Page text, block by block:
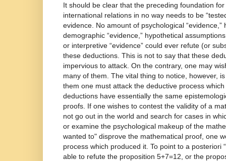
It should be clear that the preceding foundation
international relations in no way needs to be
evidence. No amount of psychological “evidence,”
demographic “evidence,” hypothetical
or interpretive “evidence” could ever refute (or
these deductions. This is not to say that these
impervious to attack. On the contrary, one may
many of them. The vital thing to notice, however,
them one must attack the deductive process
deductions have essentially the same
proofs. If one wishes to contest the validity of a
not go out in the world and search for cases in
or examine the psychological makeup of the
wanted to" disprove the mathematical proof, one
process which produced it. To point to a posteriori
able to refute the proposition 5+7=12, or the